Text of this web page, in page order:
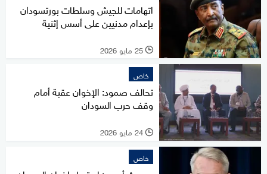
اتهامات للجيش وسلطات بورتسودان
بإعدام مدنيين على أسس إثنية
l 25 مايو 2026
خاص
تحالف صمود: الإخوان عقبة أمام
وقف حرب السودان
l 24 مايو 2026
خاص